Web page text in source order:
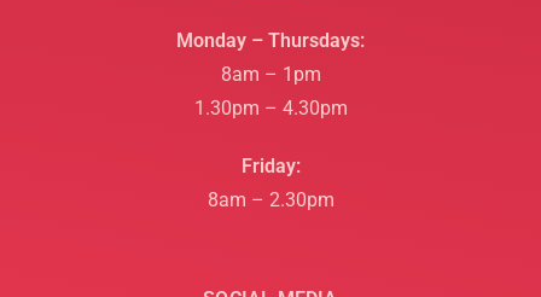
Monday – Thursdays:
8am – 1pm
1.30pm – 4.30pm
Friday:
8am – 2.30pm